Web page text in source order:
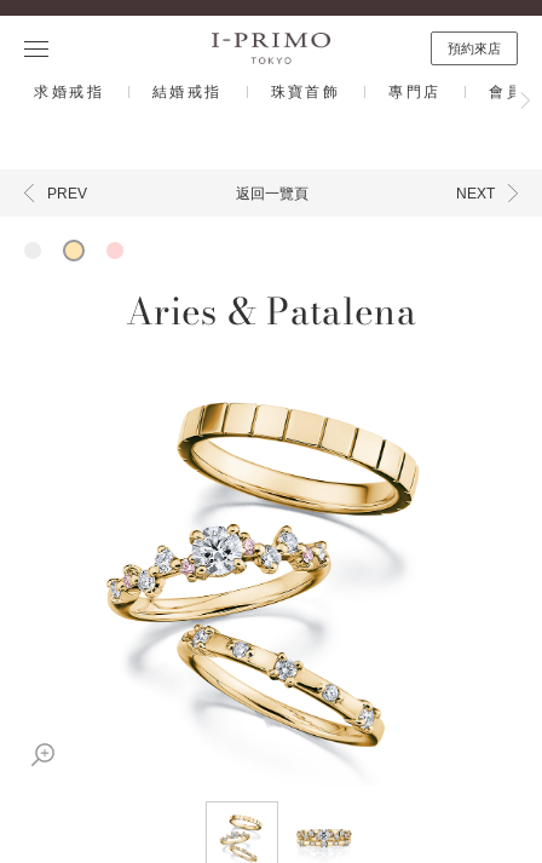
預約來店
求婚戒指 結婚戒指 珠寶首飾 專門店 會員
PREV 返回一覽頁 NEXT
Aries & Patalena